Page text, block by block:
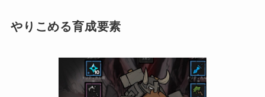
やりこめる育成要素